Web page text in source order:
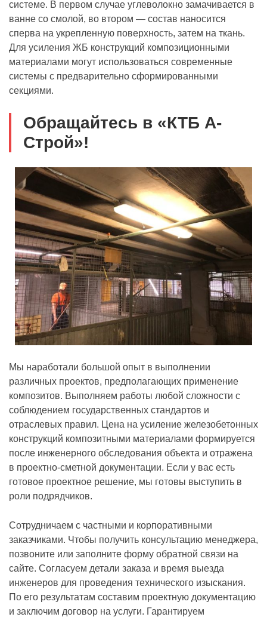
системе. В первом случае углеволокно замачивается в
ванне со смолой, во втором — состав наносится
сперва на укрепленную поверхность, затем на ткань.
Для усиления ЖБ конструкций композиционными
материалами могут использоваться современные
системы с предварительно сформированными
секциями.
Обращайтесь в «КТБ А-
Строй»!
Мы наработали большой опыт в выполнении
различных проектов, предполагающих применение
композитов. Выполняем работы любой сложности с
соблюдением государственных стандартов и
отраслевых правил. Цена на усиление железобетонных
конструкций композитными материалами формируется
после инженерного обследования объекта и отражена
в проектно-сметной документации. Если у вас есть
готовое проектное решение, мы готовы выступить в
роли подрядчиков.
Сотрудничаем с частными и корпоративными
заказчиками. Чтобы получить консультацию менеджера,
позвоните или заполните форму обратной связи на
сайте. Согласуем детали заказа и время выезда
инженеров для проведения технического изыскания.
По его результатам составим проектную документацию
и заключим договор на услуги. Гарантируем